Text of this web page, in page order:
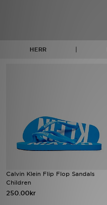
HERR
Calvin Klein Flip Flop Sandals
Children
250.00kr
Mitt JD
Mina meddelanden
JD Blogg